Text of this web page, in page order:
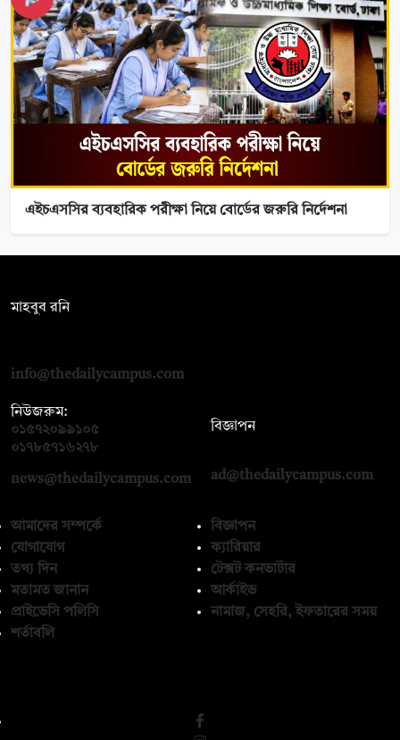
এইচএসসির ব্যবহারিক পরীক্ষা নিয়ে বোর্ডের জরুরি নির্দেশনা
মাহবুব রনি
info@thedailycampus.com
নিউজরুম:
০১৫৭২০৯৯১০৫
০১৭৮৫৭১৬২৭৮
news@thedailycampus.com
বিজ্ঞাপন
ad@thedailycampus.com
আমাদের সম্পর্কে
যোগাযোগ
তথ্য দিন
মতামত জানান
প্রাইভেসি পলিসি
শর্তাবলি
বিজ্ঞাপন
ক্যারিয়ার
টেক্সট কনভার্টার
আর্কাইভ
নামাজ, সেহরি, ইফতারের সময়